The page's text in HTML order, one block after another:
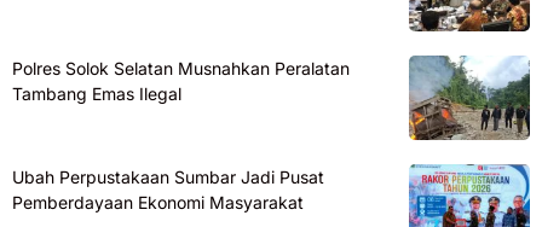
Polres Solok Selatan Musnahkan Peralatan
Tambang Emas Ilegal
Ubah Perpustakaan Sumbar Jadi Pusat
Pemberdayaan Ekonomi Masyarakat